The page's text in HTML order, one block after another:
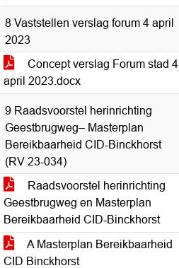
8 Vaststellen verslag forum 4 april
2023
Concept verslag Forum stad 4
april 2023.docx
9 Raadsvoorstel herinrichting
Geestbrugweg– Masterplan
Bereikbaarheid CID-Binckhorst
(RV 23-034)
Raadsvoorstel herinrichting
Geestbrugweg en Masterplan
Bereikbaarheid CID-Binckhorst
A Masterplan Bereikbaarheid
CID Binckhorst